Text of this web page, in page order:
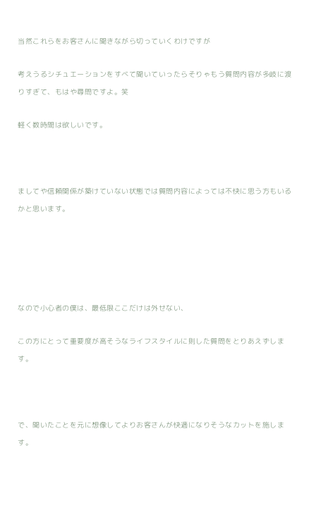
当然これらをお客さんに聞きながら切っていくわけですが
考えうるシチュエーションをすべて聞いていったらそりゃもう質問内容が多岐に渡
りすぎて、もはや尋問ですよ。笑
軽く数時間は欲しいです。
ましてや信頼関係が築けていない状態では質問内容によっては不快に思う方もいる
かと思います。
なので小心者の僕は、最低限ここだけは外せない、
この方にとって重要度が高そうなライフスタイルに則した質問をとりあえずしま
す。
で、聞いたことを元に想像してよりお客さんが快適になりそうなカットを施しま
す。